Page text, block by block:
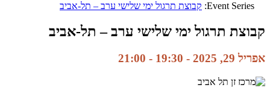
Event Series: קבוצת תרגול ימי שלישי ערב – תל-אביב
קבוצת תרגול ימי שלישי ערב – תל-אביב
אפריל 29, 2025 - 19:30 -
21:00